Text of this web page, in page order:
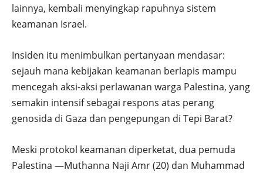
lainnya, kembali menyingkap rapuhnya sistem
keamanan Israel.
Insiden itu menimbulkan pertanyaan mendasar:
sejauh mana kebijakan keamanan berlapis mampu
mencegah aksi-aksi perlawanan warga Palestina, yang
semakin intensif sebagai respons atas perang
genosida di Gaza dan pengepungan di Tepi Barat?
Meski protokol keamanan diperketat, dua pemuda
Palestina —Muthanna Naji Amr (20) dan Muhammad